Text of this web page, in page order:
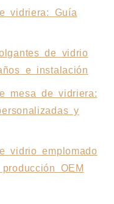
vidriera: Guía
de vidrio
e instalación
mesa de vidriera:
y
vidrio emplomado
OEM